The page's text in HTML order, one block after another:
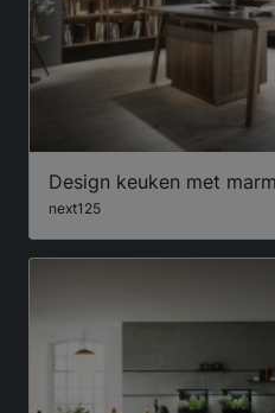
Design keuken met
next125